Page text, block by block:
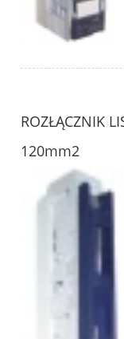
ROZŁĄCZNIK
120mm2